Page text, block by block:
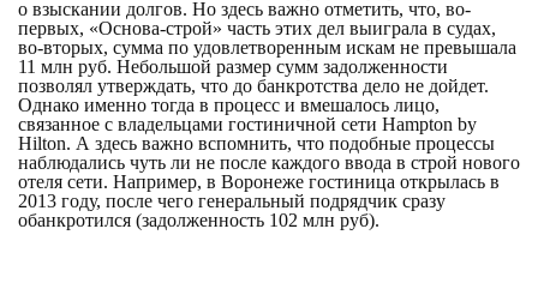
о взыскании долгов. Но здесь важно отметить, что, во-
первых, «Основа-строй» часть этих дел выиграла в судах,
во-вторых, сумма по удовлетворенным искам не превышала
11 млн руб. Небольшой размер сумм задолженности
позволял утверждать, что до банкротства дело не дойдет.
Однако именно тогда в процесс и вмешалось лицо,
связанное с владельцами гостиничной сети Hampton by
Hilton. А здесь важно вспомнить, что подобные процессы
наблюдались чуть ли не после каждого ввода в строй нового
отеля сети. Например, в Воронеже гостиница открылась в
2013 году, после чего генеральный подрядчик сразу
обанкротился (задолженность 102 млн руб).